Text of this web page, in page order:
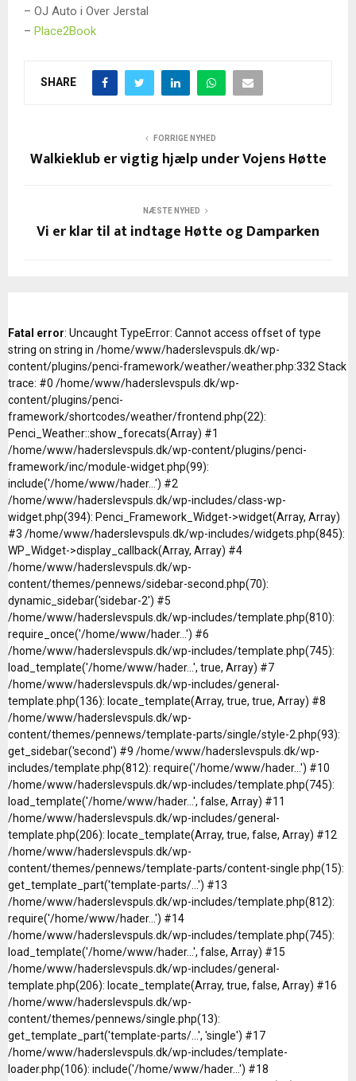
– OJ Auto i Over Jerstal
– Place2Book
SHARE
FORRIGE NYHED
Walkieklub er vigtig hjælp under Vojens Høtte
NÆSTE NYHED
Vi er klar til at indtage Høtte og Damparken
Fatal error: Uncaught TypeError: Cannot access offset of type
string on string in /home/www/haderslevspuls.dk/wp-
content/plugins/penci-framework/weather/weather.php:332 Stack
trace: #0 /home/www/haderslevspuls.dk/wp-
content/plugins/penci-
framework/shortcodes/weather/frontend.php(22):
Penci_Weather::show_forecats(Array) #1
/home/www/haderslevspuls.dk/wp-content/plugins/penci-
framework/inc/module-widget.php(99):
include('/home/www/hader...') #2
/home/www/haderslevspuls.dk/wp-includes/class-wp-
widget.php(394): Penci_Framework_Widget->widget(Array, Array)
#3 /home/www/haderslevspuls.dk/wp-includes/widgets.php(845):
WP_Widget->display_callback(Array, Array) #4
/home/www/haderslevspuls.dk/wp-
content/themes/pennews/sidebar-second.php(70):
dynamic_sidebar('sidebar-2') #5
/home/www/haderslevspuls.dk/wp-includes/template.php(810):
require_once('/home/www/hader...') #6
/home/www/haderslevspuls.dk/wp-includes/template.php(745):
load_template('/home/www/hader...', true, Array) #7
/home/www/haderslevspuls.dk/wp-includes/general-
template.php(136): locate_template(Array, true, true, Array) #8
/home/www/haderslevspuls.dk/wp-
content/themes/pennews/template-parts/single/style-2.php(93):
get_sidebar('second') #9 /home/www/haderslevspuls.dk/wp-
includes/template.php(812): require('/home/www/hader...') #10
/home/www/haderslevspuls.dk/wp-includes/template.php(745):
load_template('/home/www/hader...', false, Array) #11
/home/www/haderslevspuls.dk/wp-includes/general-
template.php(206): locate_template(Array, true, false, Array) #12
/home/www/haderslevspuls.dk/wp-
content/themes/pennews/template-parts/content-single.php(15):
get_template_part('template-parts/...') #13
/home/www/haderslevspuls.dk/wp-includes/template.php(812):
require('/home/www/hader...') #14
/home/www/haderslevspuls.dk/wp-includes/template.php(745):
load_template('/home/www/hader...', false, Array) #15
/home/www/haderslevspuls.dk/wp-includes/general-
template.php(206): locate_template(Array, true, false, Array) #16
/home/www/haderslevspuls.dk/wp-
content/themes/pennews/single.php(13):
get_template_part('template-parts/...', 'single') #17
/home/www/haderslevspuls.dk/wp-includes/template-
loader.php(106): include('/home/www/hader...') #18